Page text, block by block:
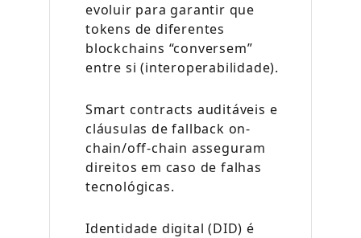
evoluir para garantir que
tokens de diferentes
blockchains “conversem”
entre si (interoperabilidade).
Smart contracts auditáveis e
cláusulas de fallback on-
chain/off-chain asseguram
direitos em caso de falhas
tecnológicas.
Identidade digital (DID) é